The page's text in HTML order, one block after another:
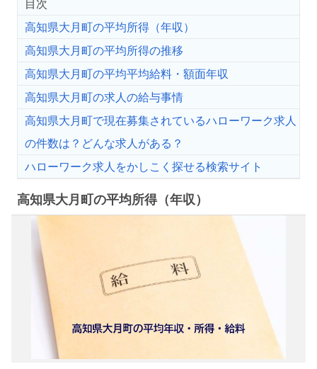
目次
高知県大月町の平均所得（年収）
高知県大月町の平均所得の推移
高知県大月町の平均平均給料・額面年収
高知県大月町の求人の給与事情
高知県大月町で現在募集されているハローワーク求人
の件数は？どんな求人がある？
ハローワーク求人をかしこく探せる検索サイト
高知県大月町の平均所得（年収）